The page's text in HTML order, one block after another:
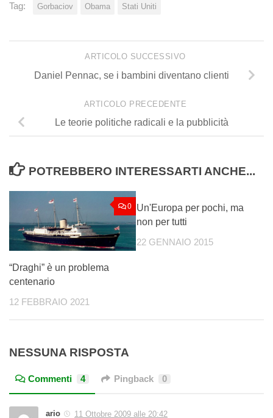
Tag: Gorbaciov Obama Stati Uniti
ARTICOLO SUCCESSIVO
Daniel Pennac, se i bambini diventano clienti
ARTICOLO PRECEDENTE
Le teorie politiche radicali e la pubblicità
POTREBBERO INTERESSARTI ANCHE...
0
“Draghi” è un problema
centenario
12 FEBBRAIO 2021
Un'Europa per pochi, ma
non per tutti
22 GENNAIO 2015
NESSUNA RISPOSTA
Commenti 4 Pingback 0
ario 11 Ottobre 2009 alle 20:42